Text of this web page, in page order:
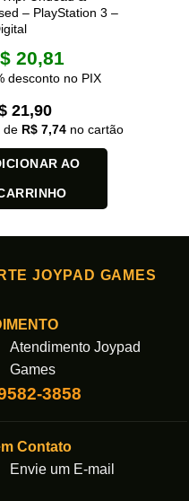
– PlayStation 3 –
20,81
desconto no PIX
21,90
de R$7,74no cartão
AO
JOYPAD GAMES
Atendimento Joypad
Games
3858
Contato
Envie um E-mail